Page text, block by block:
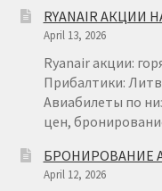
RYANAIR АКЦИИ
April 13, 2026
Ryanair акции:
Прибалтики:
Авиабилеты по
цен,
БРОНИРОВАНИЕ
April 12, 2026